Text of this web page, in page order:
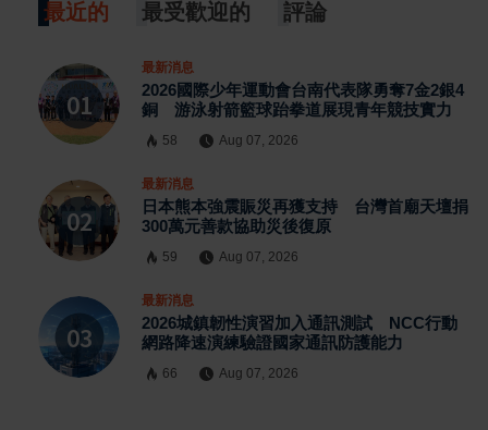
最近的 最受歡迎的 評論
最新消息
2026國際少年運動會台南代表隊勇奪7金2銀4
銅 游泳射箭籃球跆拳道展現青年競技實力
58 Aug 07, 2026
最新消息
日本熊本強震賑災再獲支持 台灣首廟天壇捐
300萬元善款協助災後復原
59 Aug 07, 2026
最新消息
2026城鎮韌性演習加入通訊測試 NCC行動
網路降速演練驗證國家通訊防護能力
66 Aug 07, 2026